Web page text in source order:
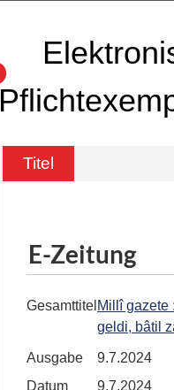
Titel
E-Zeitung
Gesamttitel Millî gazete
geldi, bâtil
Ausgabe
9.7.2024
Datum
9.7.2024